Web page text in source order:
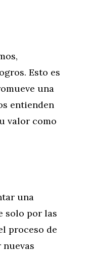
Esto es
una
entienden
valor como
una
solo por las
proceso de